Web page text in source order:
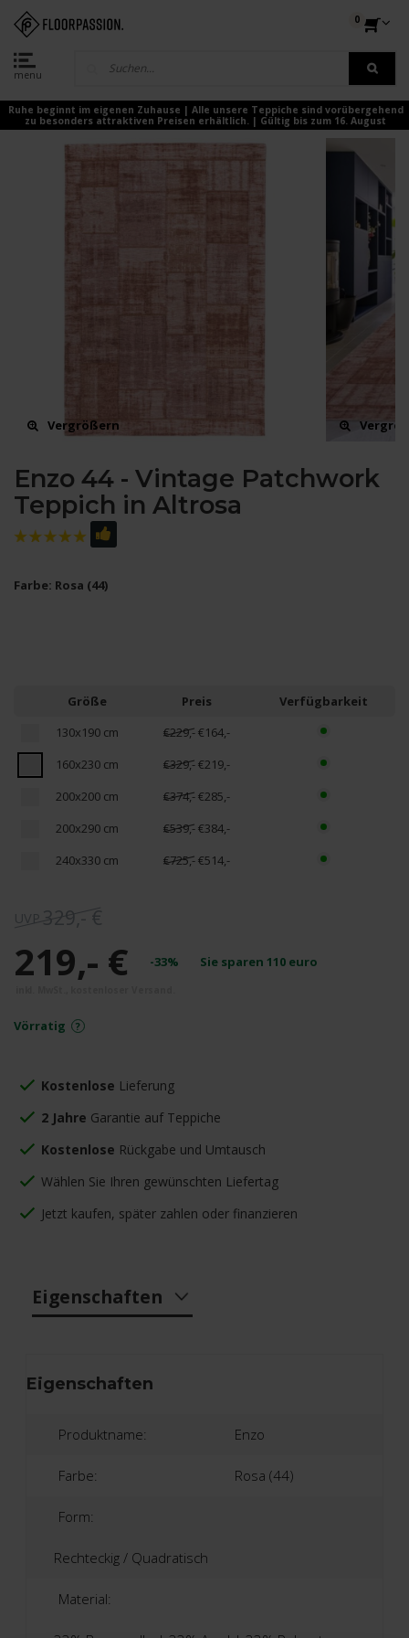
menu
0
Ruhe beginnt im eigenen Zuhause | Alle unsere Teppiche sind vorübergehend
zu besonders attraktiven Preisen erhältlich. | Gültig bis zum 16. August
Vergrößern
Enzo 44 - Vintage Patchwork
Teppich in Altrosa
Farbe: Rosa (44)
Größe Preis
Verfügbarkeit
130x190 cm
€229,-€164,-
160x230 cm
€329,-€219,-
200x200 cm
€374,-€285,-
200x290 cm
€539,-€384,-
240x330 cm
€725,-€514,-
329,- €
219,- € -33% Sie sparen 110 euro
Vörratig
Kostenlose Lieferung
2 Jahre Garantie auf Teppiche
Kostenlose Rückgabe und Umtausch
Wählen Sie Ihren gewünschten Liefertag
Jetzt kaufen, später zahlen oder finanzieren
Eigenschaften
Eigenschaften
Produktname: Enzo
Farbe: Rosa (44)
Form:
Rechteckig / Quadratisch
Material: